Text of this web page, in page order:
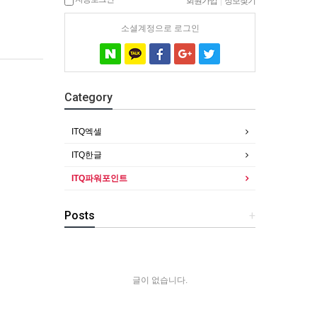
소셜계정으로 로그인
Category
ITQ엑셀
ITQ한글
ITQ파워포인트
+
Posts
글이 없습니다.